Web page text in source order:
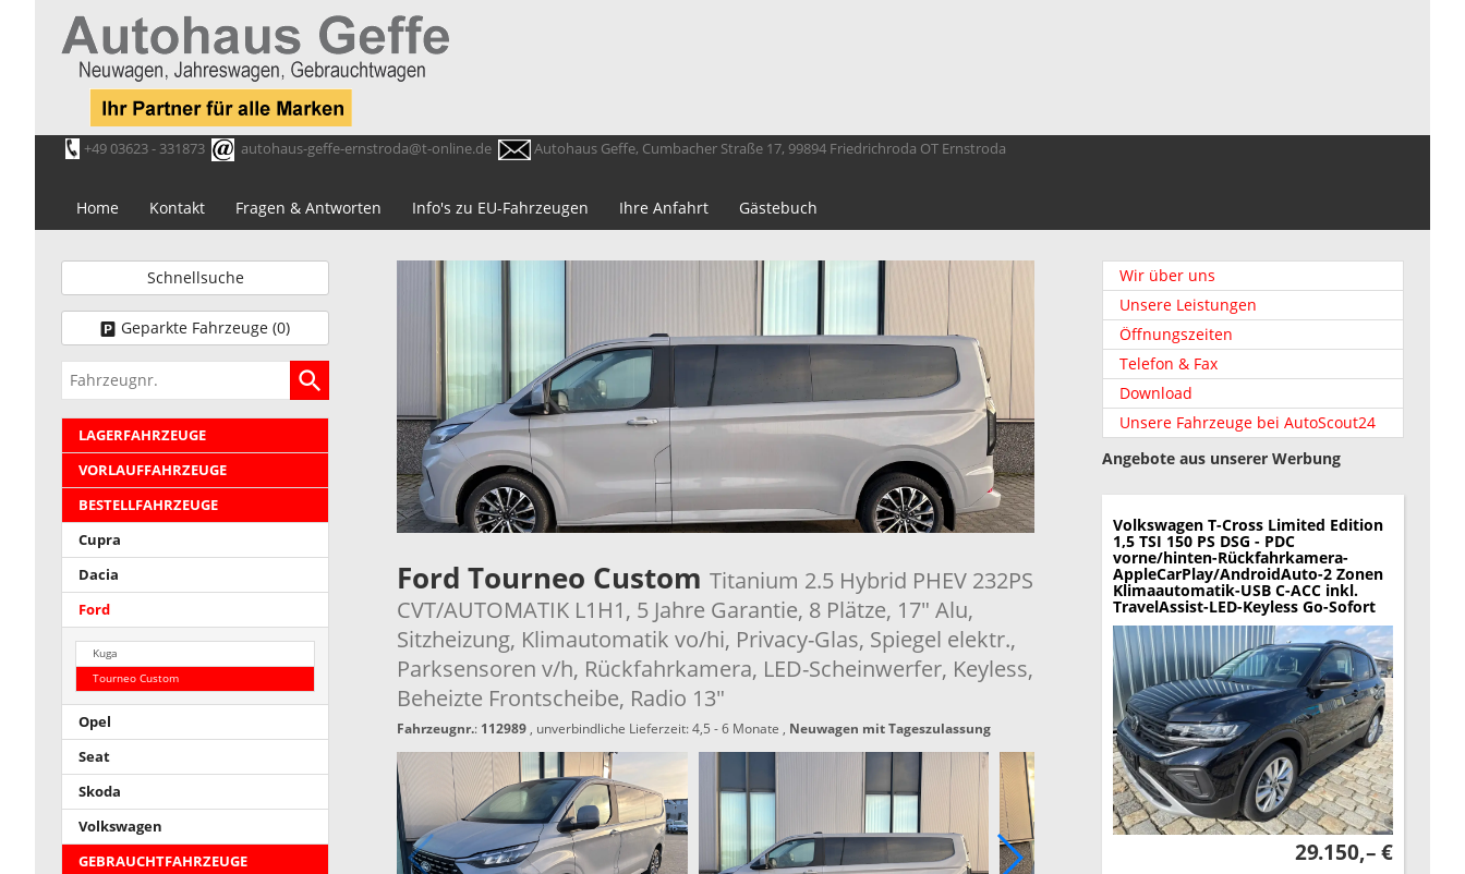
+49 03623 - 331873 autohaus-geffe-ernstroda@t-online.de Autohaus Geffe, Cumbacher Straße 17, 99894 Friedrichroda OT Ernstroda
Home Kontakt Fragen & Antworten Info's zu EU-Fahrzeugen Ihre Anfahrt Gästebuch
Ford Tourneo Custom Titanium 2.5 Hybrid PHEV 232PS
CVT/AUTOMATIK L1H1, 5 Jahre Garantie, 8 Plätze, 17" Alu,
Sitzheizung, Klimautomatik vo/hi, Privacy-Glas, Spiegel elektr.,
Parksensoren v/h, Rückfahrkamera, LED-Scheinwerfer, Keyless,
Beheizte Frontscheibe, Radio 13"
Fahrzeugnr.: 112989, unverbindliche Lieferzeit: 4,5 - 6 Monate , Neuwagen mit Tageszulassung
Schnellsuche
Geparkte Fahrzeuge (0)
Fahrzeugnr.
LAGERFAHRZEUGE
VORLAUFFAHRZEUGE
BESTELLFAHRZEUGE
Cupra
Dacia
Ford
Kuga
Tourneo Custom
Opel
Seat
Skoda
Volkswagen
GEBRAUCHTFAHRZEUGE
Wir über uns
Unsere Leistungen
Öffnungszeiten
Telefon & Fax
Download
Unsere Fahrzeuge bei AutoScout24
Angebote aus unserer Werbung
Volkswagen T-Cross Limited Edition
1,5 TSI 150 PS DSG - PDC
vorne/hinten-Rückfahrkamera-
AppleCarPlay/AndroidAuto-2 Zonen
Klimaautomatik-USB C-ACC inkl.
TravelAssist-LED-Keyless Go-Sofort
29.150,– €